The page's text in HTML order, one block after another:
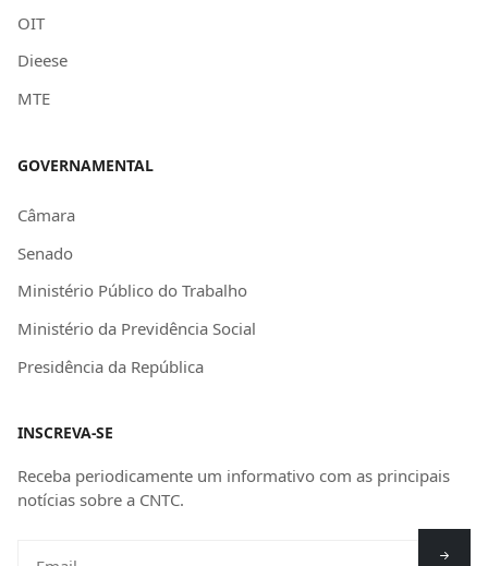
OIT
Dieese
MTE
GOVERNAMENTAL
Câmara
Senado
Ministério Público do Trabalho
Ministério da Previdência Social
Presidência da República
INSCREVA-SE
Receba periodicamente um informativo com as principais
notícias sobre a CNTC.